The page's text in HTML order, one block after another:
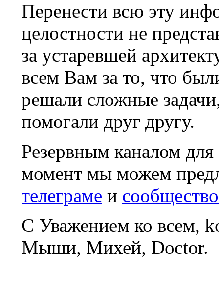
Перенести всю эту
целостности не
за устаревшей
всем Вам за то, что
решали сложные
помогали друг другу.
Резервным каналом
момент мы можем
телеграме и
С Уважением ко всем,
Мыши, Михей, Doctor.